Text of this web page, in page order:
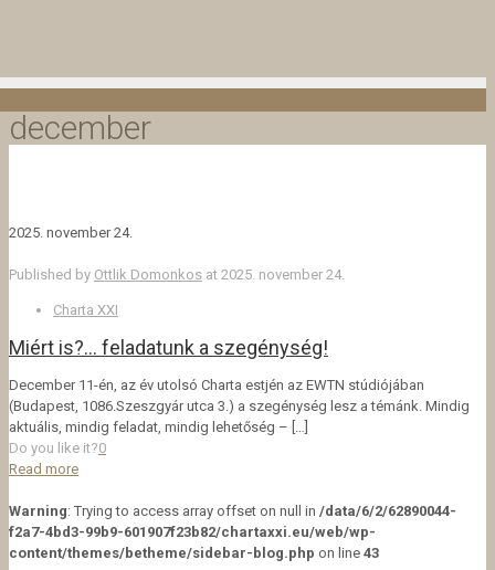
december
2025. november 24.
Published by Ottlik Domonkos at 2025. november 24.
Charta XXI
Miért is?… feladatunk a szegénység!
December 11-én, az év utolsó Charta estjén az EWTN stúdiójában
(Budapest, 1086.Szeszgyár utca 3.) a szegénység lesz a témánk. Mindig
aktuális, mindig feladat, mindig lehetőség – […]
Do you like it?0
Read more
Warning: Trying to access array offset on null in /data/6/2/62890044-
f2a7-4bd3-99b9-601907f23b82/chartaxxi.eu/web/wp-
content/themes/betheme/sidebar-blog.php on line 43